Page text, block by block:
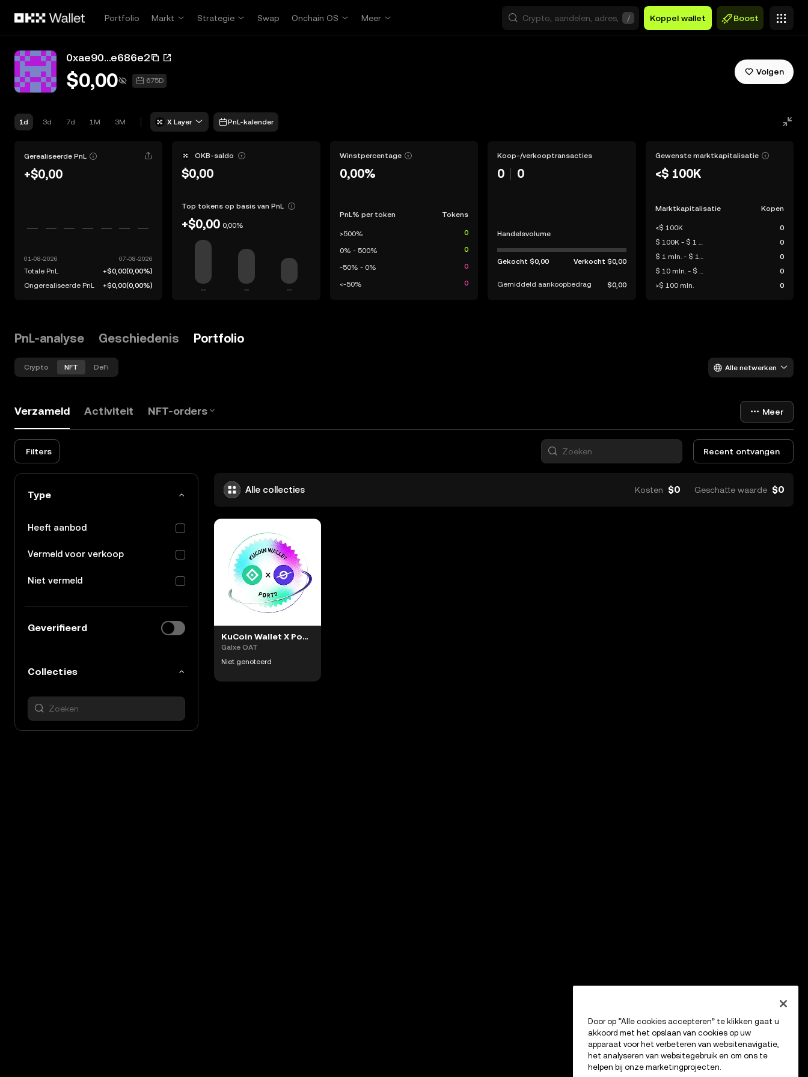
Portfolio
Markt Strategie Swap Onchain OS Meer / Koppel wallet Boost
0xae90...e686e2
$0,00 675D
Volgen
1d 3d 7d 1M 3M X Layer PnL-kalender
Gerealiseerde PnL
+$0,00
Totale PnL +$0,00(0,00%)
Ongerealiseerde PnL
+$0,00(0,00%)
OKB-saldo
$0,00
Top tokens op basis van PnL
+$0,00 0,00%
-- -- --
Winstpercentage
0,00%
PnL% per token Tokens
>500% 0
0% - 500% 0
-50% - 0% 0
<-50% 0
Koop-/verkooptransacties
0 0
Handelsvolume
Gekocht$0,00 Verkocht $0,00
Gemiddeld aankoopbedrag $0,00
Gewenste marktkapitalisatie
<$ 100K
Marktkapitalisatie Kopen
<$ 100K
0
$ 100K - $ 1 mln.
0
$ 1 mln. - $ 10 mln.
0
$ 10 mln. - $ 100 mln.
0
>$ 100 mln.
0
PnL-analyse Geschiedenis Portfolio
Crypto NFT DeFi Alle netwerken
Verzameld Activiteit NFT-orders Meer
Filters Recent ontvangen
Type
Heeft aanbod
Vermeld voor verkoop
Niet vermeld
Geverifieerd
Collecties
Alle collecties Kosten $0 Geschatte waarde $0
KuCoin Wallet X Port3 NFT Giveaway #448780
Galxe OAT
Niet genoteerd
Door op “Alle cookies accepteren” te klikken gaat u
akkoord met het opslaan van cookies op uw
apparaat voor het verbeteren van websitenavigatie,
het analyseren van websitegebruik en om ons te
helpen bij onze marketingprojecten.